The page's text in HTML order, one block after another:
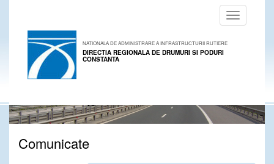
Toggle
navigation
NATIONALA DE ADMINISTRARE A INFRASTRUCTURII RUTIERE
DIRECTIA REGIONALA DE DRUMURI SI PODURI
CONSTANTA
Comunicate